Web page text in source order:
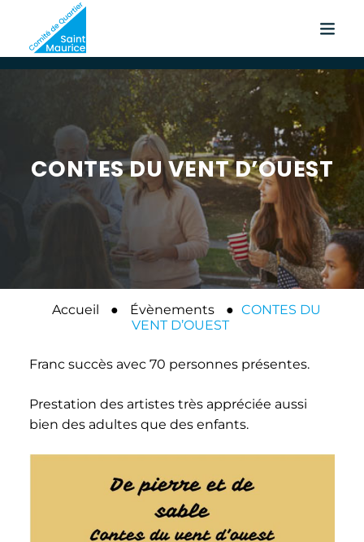
CONTES DU VENT D’OUEST
Accueil ● Évènements ● CONTES DU
VENT D’OUEST
Franc succès avec 70 personnes présentes.
Prestation des artistes très appréciée aussi
bien des adultes que des enfants.